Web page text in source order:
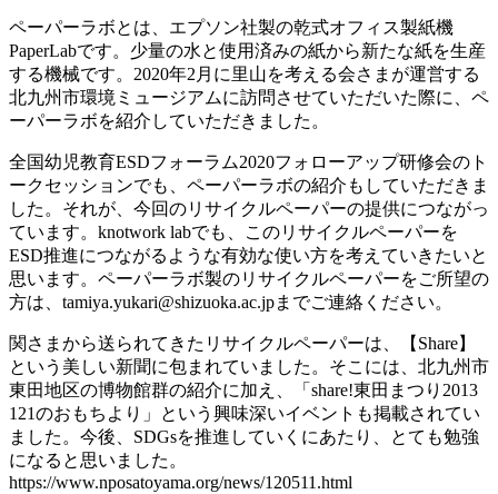
ペーパーラボとは、エプソン社製の乾式オフィス製紙機
PaperLabです。少量の水と使用済みの紙から新たな紙を生産
する機械です。2020年2月に里山を考える会さまが運営する
北九州市環境ミュージアムに訪問させていただいた際に、ペ
ーパーラボを紹介していただきました。
全国幼児教育ESDフォーラム2020フォローアップ研修会のト
ークセッションでも、ペーパーラボの紹介もしていただきま
した。それが、今回のリサイクルペーパーの提供につながっ
ています。knotwork labでも、このリサイクルペーパーを
ESD推進につながるような有効な使い方を考えていきたいと
思います。ペーパーラボ製のリサイクルペーパーをご所望の
方は、tamiya.yukari@shizuoka.ac.jpまでご連絡ください。
関さまから送られてきたリサイクルペーパーは、【Share】
という美しい新聞に包まれていました。そこには、北九州市
東田地区の博物館群の紹介に加え、「share!東田まつり2013
121のおもちより」という興味深いイベントも掲載されてい
ました。今後、SDGsを推進していくにあたり、とても勉強
になると思いました。
https://www.nposatoyama.org/news/120511.html